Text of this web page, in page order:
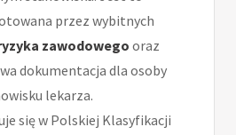
przez wybitnych
zawodowegooraz
dokumentacja dla osoby
lekarza.
się w Polskiej Klasyfikacji